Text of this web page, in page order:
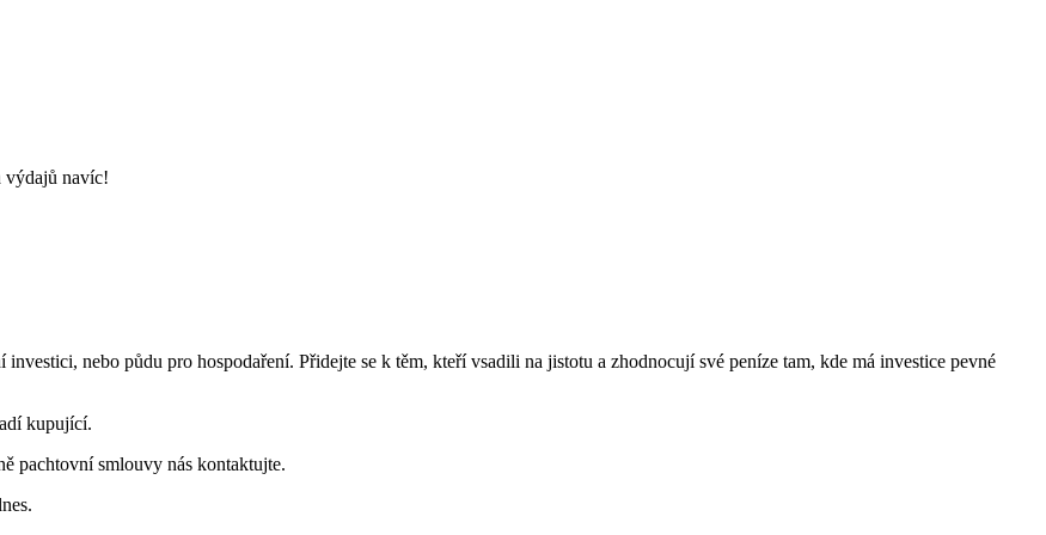
výdajů navíc!
nebo půdu pro hospodaření. Přidejte se k těm, kteří vsadili na jistotu a zhodnocují své peníze tam, kde má investice pevné
kupující.
pachtovní smlouvy nás kontaktujte.